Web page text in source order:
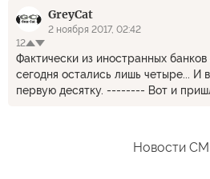
GreyCat
2 ноября 2017, 02:42
12
Фактически из иностранных
сегодня остались лишь четыре... И
первую десятку. -------- Вот и
Новости